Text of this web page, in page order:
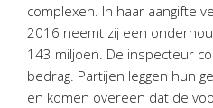
Contact
AvantiOnline
complexen. In haar aangifte
2016 neemt zij een
143 miljoen. De inspecteur
bedrag. Partijen leggen hun
en komen overeen dat de